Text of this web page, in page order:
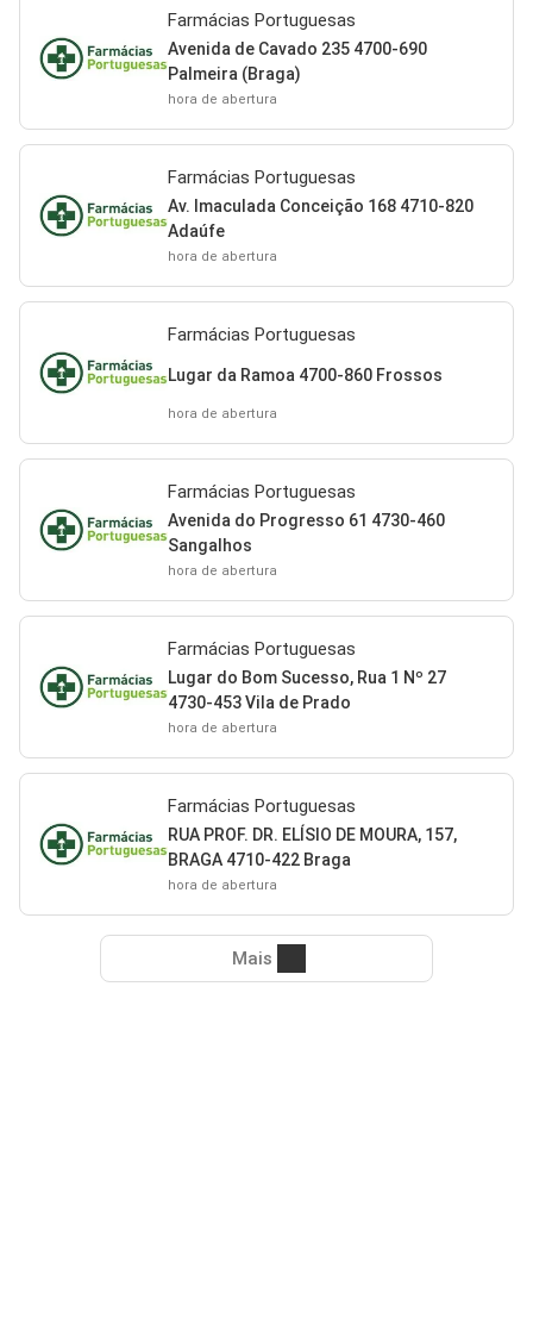
Farmácias Portuguesas
Avenida de Cavado 235 4700-690
Palmeira (Braga)
hora de abertura
Farmácias Portuguesas
Av. Imaculada Conceição 168 4710-820
Adaúfe
hora de abertura
Farmácias Portuguesas
Lugar da Ramoa 4700-860 Frossos
hora de abertura
Farmácias Portuguesas
Avenida do Progresso 61 4730-460
Sangalhos
hora de abertura
Farmácias Portuguesas
Lugar do Bom Sucesso, Rua 1 Nº 27
4730-453 Vila de Prado
hora de abertura
Farmácias Portuguesas
RUA PROF. DR. ELÍSIO DE MOURA, 157,
BRAGA 4710-422 Braga
hora de abertura
Mais